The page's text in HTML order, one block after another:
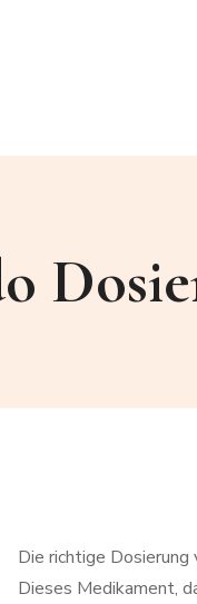
Die richtige
Dieses Medikament,